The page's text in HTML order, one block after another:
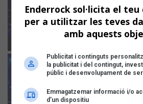
Enderrock sol·licita el
per a utilitzar les teves
amb aquests
Publicitat i continguts
la publicitat i del contingut,
públic i desenvolupament de
Emmagatzemar informació i/o
d’un dispositiu